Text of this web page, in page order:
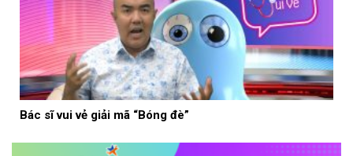
Bác sĩ vui vẻ giải mã “Bóng đè”